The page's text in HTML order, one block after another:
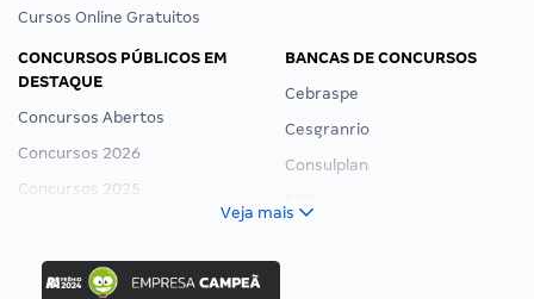
Cursos Online Gratuitos
CONCURSOS PÚBLICOS EM
DESTAQUE
Concursos Abertos
Concursos 2026
Concursos 2025
Concurso Ibama
BANCAS DE CONCURSOS
Cebraspe
Cesgranrio
Consulplan
Veja mais